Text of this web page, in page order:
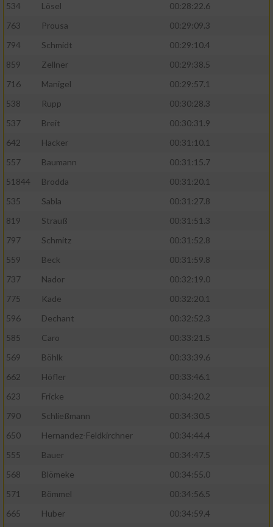
534
Lösel
00:28:22.6
763
Prousa
00:29:09.3
794
Schmidt
00:29:10.4
859
Zellner
00:29:38.5
716
Manigel
00:29:57.1
538
Rupp
00:30:28.3
537
Breit
00:30:31.9
642
Hacker
00:31:10.1
557
Baumann
00:31:15.7
51844
Brodda
00:31:20.1
535
Sabla
00:31:27.8
819
Strauß
00:31:51.3
797
Schmitz
00:31:52.8
559
Beck
00:31:59.8
737
Nador
00:32:19.0
775
Kade
00:32:20.1
596
Dechant
00:32:52.3
585
Caro
00:33:21.5
569
Böhlk
00:33:39.6
662
Höfler
00:33:46.1
623
Fricke
00:34:20.2
790
Schließmann
00:34:30.5
650
Hernandez-Feldkirchner
00:34:44.4
555
Bauer
00:34:47.5
568
Blömeke
00:34:55.0
571
Bömmel
00:34:56.5
665
Huber
00:34:59.4